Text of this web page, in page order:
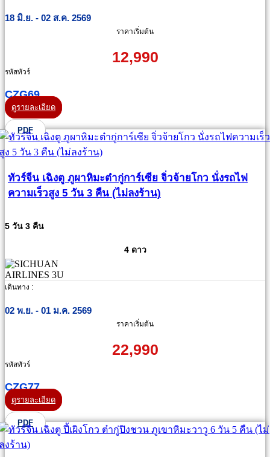
18 มิ.ย. - 02 ส.ค. 2569
ราคาเริ่มต้น
12,990
รหัสทัวร์
CZG69
ดูรายละเอียด
PDF
ทัวร์จีน เฉิงตู ภูผาหิมะต๋ากู่การ์เซีย จิ่วจ้ายโกว นั่งรถไฟ
ความเร็วสูง 5 วัน 3 คืน (ไม่ลงร้าน)
5 วัน 3 คืน
4 ดาว
เดินทาง :
02 พ.ย. - 01 ม.ค. 2569
ราคาเริ่มต้น
22,990
รหัสทัวร์
CZG77
ดูรายละเอียด
PDF